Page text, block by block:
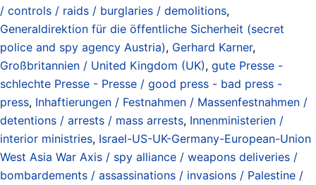
/ controls / raids / burglaries / demolitions,
Generaldirektion für die öffentliche Sicherheit (secret
police and spy agency Austria), Gerhard Karner,
Großbritannien / United Kingdom (UK), gute Presse -
schlechte Presse - Presse / good press - bad press -
press, Inhaftierungen / Festnahmen / Massenfestnahmen /
detentions / arrests / mass arrests, Innenministerien /
interior ministries, Israel-US-UK-Germany-European-Union
West Asia War Axis / spy alliance / weapons deliveries /
bombardements / assassinations / invasions / Palestine /